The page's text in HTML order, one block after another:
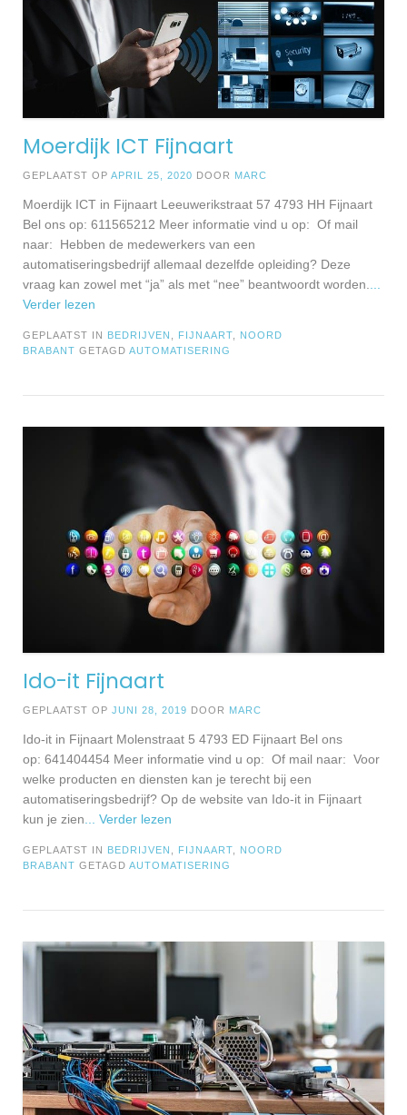
Moerdijk ICT Fijnaart
GEPLAATST OP APRIL 25, 2020 DOOR MARC
Moerdijk ICT in Fijnaart Leeuwerikstraat 57 4793 HH Fijnaart
Bel ons op: 611565212 Meer informatie vind u op: Of mail
naar: Hebben de medewerkers van een
automatiseringsbedrijf allemaal dezelfde opleiding? Deze
vraag kan zowel met “ja” als met “nee” beantwoordt worden.
Verder lezen
GEPLAATST IN BEDRIJVEN FIJNAART
NOORD
BRABANT GETAGD AUTOMATISERING
Ido-it Fijnaart
GEPLAATST OP JUNI 28, 2019 DOOR MARC
Ido-it in Fijnaart Molenstraat 5 4793 ED Fijnaart Bel ons
op: 641404454 Meer informatie vind u op: Of mail naar: Voor
welke producten en diensten kan je terecht bij een
automatiseringsbedrijf? Op de website van Ido-it in Fijnaart
kun je zien ... Verder lezen
GEPLAATST IN BEDRIJVEN FIJNAART
NOORD
BRABANT GETAGD AUTOMATISERING